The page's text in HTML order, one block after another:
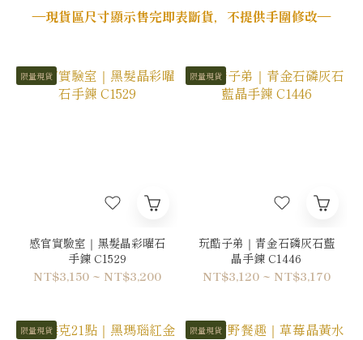
—現貨區尺寸顯示售完即表斷貨，不提供手圍修改—
限量現貨
感官實驗室｜黑髮晶彩曜石
手鍊 C1529
NT$3,150 ~ NT$3,200
限量現貨
玩酷子弟｜青金石磷灰石藍
晶手鍊 C1446
NT$3,120 ~ NT$3,170
限量現貨 限量現貨